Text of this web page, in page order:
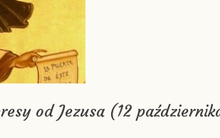
od Jezusa (12